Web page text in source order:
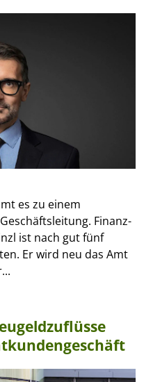
es zu einem
Finanz-
ist nach gut fünf
Er wird neu das Amt